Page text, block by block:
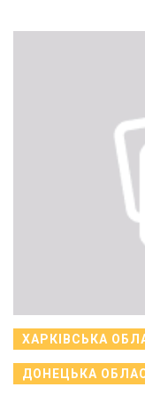
ХАРКІВСЬКА
ДОНЕЦЬКА